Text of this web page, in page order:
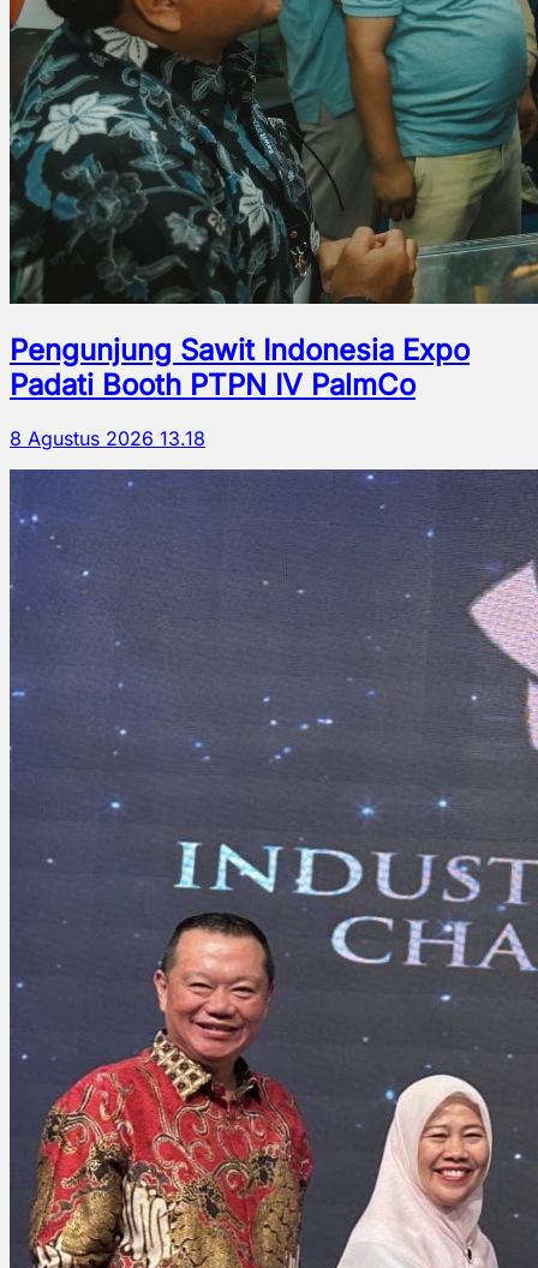
Pengunjung Sawit Indonesia Expo
Padati Booth PTPN IV PalmCo
8 Agustus 2026 13.18